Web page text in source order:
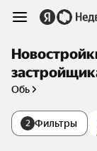
Обь
2 Фильтры